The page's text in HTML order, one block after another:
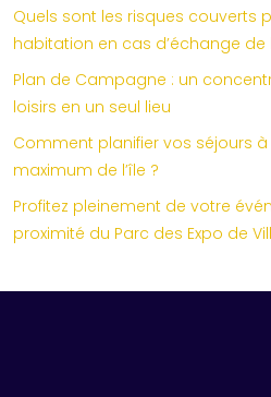
Quels sont les risques couverts
habitation en cas d’échange
Plan de Campagne : un
loisirs en un seul lieu
Comment planifier vos séjours
maximum de l’île ?
Profitez pleinement de votre
proximité du Parc des Expo de